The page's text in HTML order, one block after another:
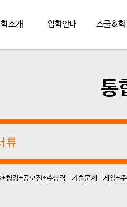
소개 입학안내 스쿨&학
통
청강+공모전+수상작 기출문제 게임+주